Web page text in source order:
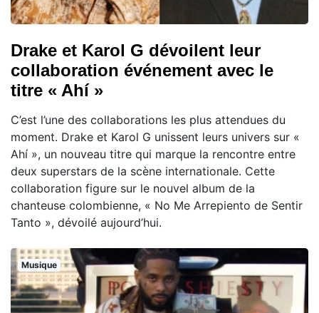
Drake et Karol G dévoilent leur
collaboration événement avec le
titre « Ahí »
C’est l’une des collaborations les plus attendues du
moment. Drake et Karol G unissent leurs univers sur «
Ahí », un nouveau titre qui marque la rencontre entre
deux superstars de la scène internationale. Cette
collaboration figure sur le nouvel album de la
chanteuse colombienne, « No Me Arrepiento de Sentir
Tanto », dévoilé aujourd’hui.
Musique